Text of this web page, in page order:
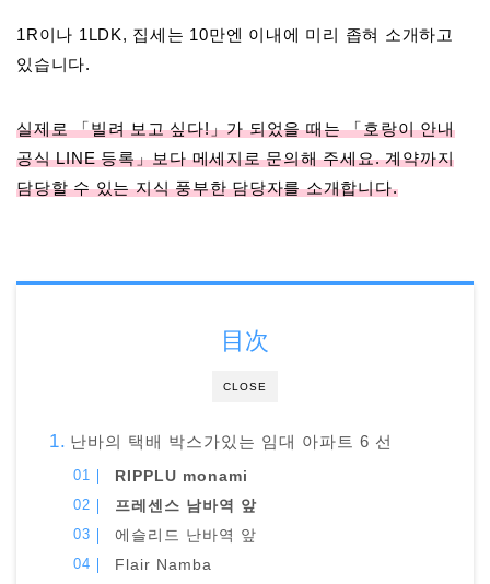
1R이나 1LDK, 집세는 10만엔 이내에 미리 좁혀 소개하고
있습니다.
실제로 「빌려 보고 싶다!」가 되었을 때는 「호랑이 안내
공식 LINE 등록」보다 메세지로 문의해 주세요. 계약까지
담당할 수 있는 지식 풍부한 담당자를 소개합니다.
CLOSE
目次
난바의 택배 박스가있는 임대 아파트 6 선
RIPPLU monami
프레센스 남바역 앞
에슬리드 난바역 앞
Flair Namba